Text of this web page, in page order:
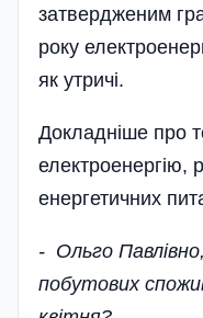
затвердженим
року
як утричі.
Докладніше про
електроенергію,
енергетичних
- Ольго
побутових